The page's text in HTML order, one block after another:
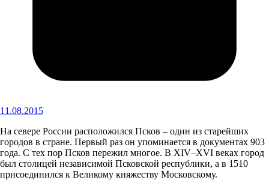
11.08.2015
На севере России расположился Псков – один из старейших
городов в стране. Первый раз он упоминается в документах 903
года. С тех пор Псков пережил многое. В XIV–XVI веках город
был столицей независимой Псковской республики, а в 1510
присоединился к Великому княжеству Московскому.